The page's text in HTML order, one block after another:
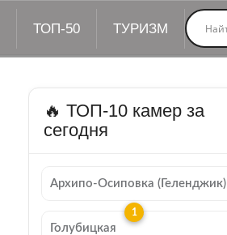
ТОП-50 ТУРИЗМ
🔥 ТОП-10 камер за
сегодня
Архипо-Осиповка (Геленджик)
Голубицкая